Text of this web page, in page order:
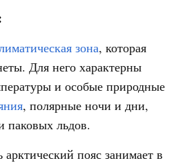
зона, которая
Для него характерны
и особые природные
, полярные ночи и дни,
паковых льдов.
пояс занимает в